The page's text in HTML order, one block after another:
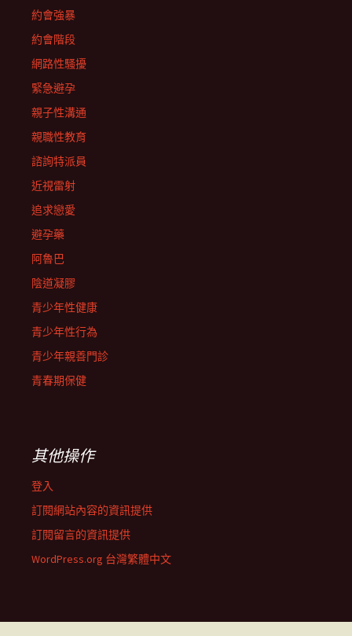
約會強暴
約會階段
網路性騷擾
緊急避孕
親子性溝通
親職性教育
諮詢特派員
近視雷射
追求戀愛
避孕藥
阿魯巴
陰道凝膠
青少年性健康
青少年性行為
青少年親善門診
青春期保健
其他操作
登入
訂閱網站內容的資訊提供
訂閱留言的資訊提供
WordPress.org 台灣繁體中文